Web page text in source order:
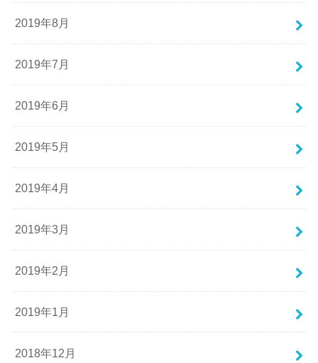
2019年8月
2019年7月
2019年6月
2019年5月
2019年4月
2019年3月
2019年2月
2019年1月
2018年12月